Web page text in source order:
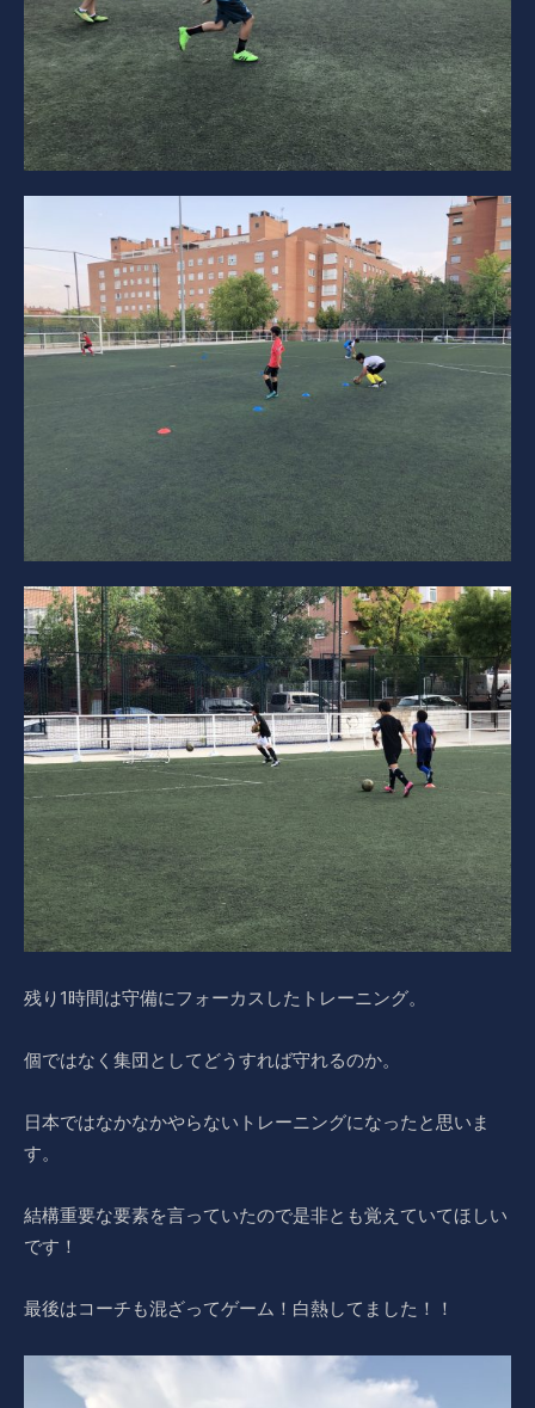
残り1時間は守備にフォーカスしたトレーニング。
個ではなく集団としてどうすれば守れるのか。
日本ではなかなかやらないトレーニングになったと思いま
す。
結構重要な要素を言っていたので是非とも覚えていてほしい
です！
最後はコーチも混ざってゲーム！白熱してました！！